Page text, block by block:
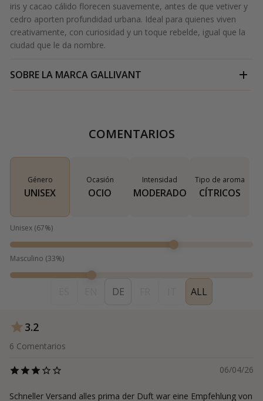
iris y cacao cálido florecen suavemente, antes de que vetiver y
cedro aporten profundidad urbana. Ideal para quienes viven
creativamente, con curiosidad y un toque rebelde, igual que la
ciudad que le da nombre.
SOBRE LA MARCA GALLIVANT
COMENTARIOS
Género
UNISEX
Ocasión
OCIO
Intensidad
MODERADO
Tipo de aroma
CÍTRICOS
Unisex (67%)
Masculino (33%)
DE ALL
3.2
6 Comentarios
06/04/26
Schneller Versand alles prima der Duft war eine Empfehlung von